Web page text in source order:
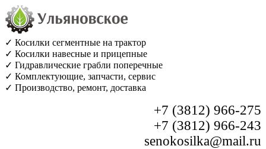
✓ Косилки сегментные на трактор
✓ Косилки навесные и прицепные
✓ Гидравлические грабли поперечные
✓ Комплектующие, запчасти, сервис
✓ Производство, ремонт, доставка
+7 (3812) 966-275
+7 (3812) 966-243
senokosilka@mail.ru